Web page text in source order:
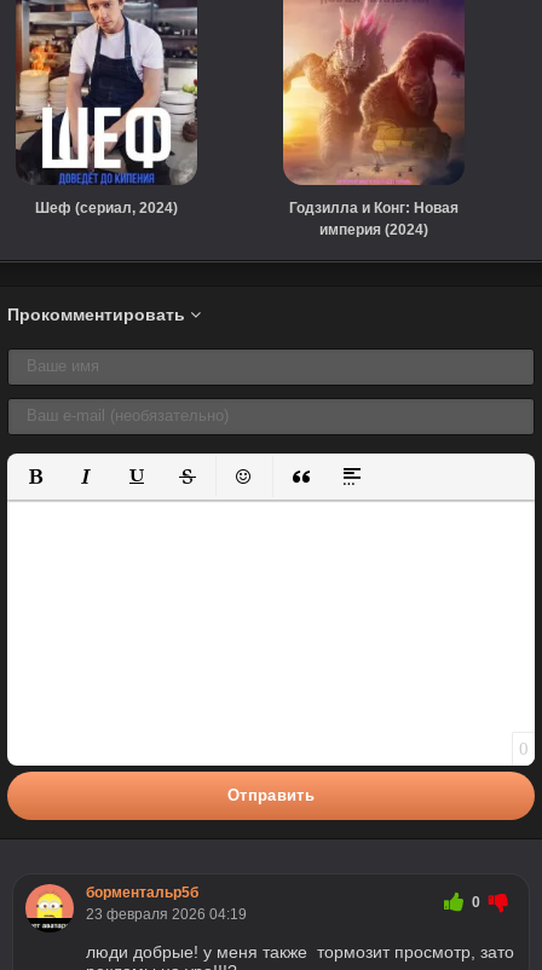
Шеф (сериал, 2024)
Годзилла и Конг: Новая
империя (2024)
Прокомментировать
Полужирный
КурсивПодчеркнутый
ЗачеркнутыйВставить смайлик
Вставка цитаты
Вставка спойлера
0
Отправить
борментальр5б
23 февраля 2026 04:19
0
люди добрые! у меня также тормозит просмотр, зато